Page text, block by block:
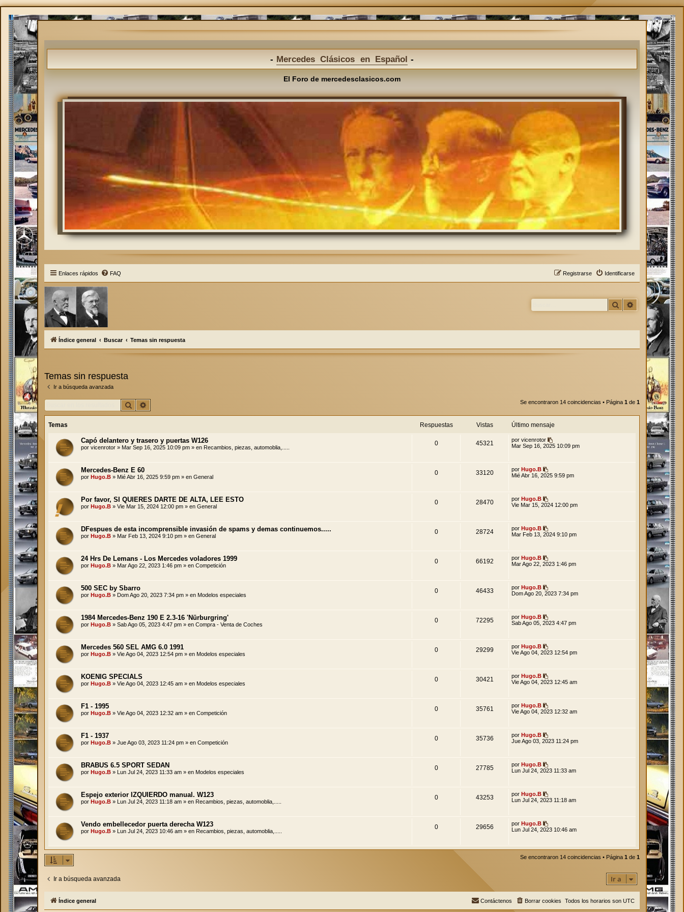
Mercedes Clásicos en Español
El Foro de mercedesclasicos.com
Enlaces rápidos FAQ Identificarse
Registrarse
Buscar Búsqueda
Índice general Buscar Temas sin respuesta
Temas sin respuesta
Ir a búsqueda avanzada
Buscar Se encontraron 14 coincidencias • Página 1 de 1
Temas Respuestas Vistas Último mensaje
Capó delantero y trasero y puertas W126
por vicenrotor » Mar Sep 16, 2025 10:09 pm » en Recambios, piezas, automoblia,.....
0 45321 por vicenrotor
Mar Sep 16, 2025 10:09 pm
Mercedes-Benz E 60
por Hugo.B » Mié Abr 16, 2025 9:59 pm » en General
0 33120 por Hugo.B
Mié Abr 16, 2025 9:59 pm
Por favor, SI QUIERES DARTE DE ALTA, LEE ESTO
por Hugo.B » Vie Mar 15, 2024 12:00 pm » en General
0 28470 por Hugo.B
Vie Mar 15, 2024 12:00 pm
DFespues de esta incomprensible invasión de spams y demas continuemos.....
por Hugo.B » Mar Feb 13, 2024 9:10 pm » en General
0 28724 por Hugo.B
Mar Feb 13, 2024 9:10 pm
24 Hrs De Lemans - Los Mercedes voladores 1999
por Hugo.B » Mar Ago 22, 2023 1:46 pm » en Competición
0 66192 por Hugo.B
Mar Ago 22, 2023 1:46 pm
500 SEC by Sbarro
por Hugo.B » Dom Ago 20, 2023 7:34 pm » en Modelos especiales
0 46433 por Hugo.B
Dom Ago 20, 2023 7:34 pm
1984 Mercedes-Benz 190 E 2.3-16 'Nürburgring'
por Hugo.B » Sab Ago 05, 2023 4:47 pm » en Compra - Venta de Coches
0 72295 por Hugo.B
Sab Ago 05, 2023 4:47 pm
Mercedes 560 SEL AMG 6.0 1991
por Hugo.B » Vie Ago 04, 2023 12:54 pm » en Modelos especiales
0 29299 por Hugo.B
Vie Ago 04, 2023 12:54 pm
KOENIG SPECIALS
por Hugo.B » Vie Ago 04, 2023 12:45 am » en Modelos especiales
0 30421 por Hugo.B
Vie Ago 04, 2023 12:45 am
F1 - 1995
por Hugo.B » Vie Ago 04, 2023 12:32 am » en Competición
0 35761 por Hugo.B
Vie Ago 04, 2023 12:32 am
F1 - 1937
por Hugo.B » Jue Ago 03, 2023 11:24 pm » en Competición
0 35736 por Hugo.B
Jue Ago 03, 2023 11:24 pm
BRABUS 6.5 SPORT SEDAN
por Hugo.B » Lun Jul 24, 2023 11:33 am » en Modelos especiales
0 27785 por Hugo.B
Lun Jul 24, 2023 11:33 am
Espejo exterior IZQUIERDO manual. W123
por Hugo.B » Lun Jul 24, 2023 11:18 am » en Recambios, piezas, automoblia,.....
0 43253 por Hugo.B
Lun Jul 24, 2023 11:18 am
Vendo embellecedor puerta derecha W123
por Hugo.B » Lun Jul 24, 2023 10:46 am » en Recambios, piezas, automoblia,.....
0 29656 por Hugo.B
Lun Jul 24, 2023 10:46 am
Se encontraron 14 coincidencias • Página 1 de 1
Ir a búsqueda avanzada Ir a
Índice general Todos los horarios son UTC
Borrar cookies
Contáctenos